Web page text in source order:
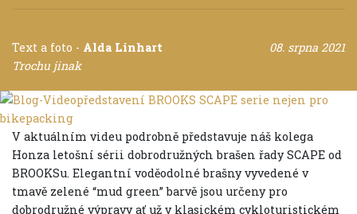
Text a foto - Alda Linhart
08. srpna 2021
Trochu jinak
V aktuálním videu podrobně představuje náš kolega
Honza letošní sérii dobrodružných brašen řady SCAPE od
BROOKSu. Elegantní voděodolné brašny vyvedené v
tmavě zelené “mud green” barvě jsou určeny pro
dobrodružné výpravy ať už v klasickém cykloturistickém